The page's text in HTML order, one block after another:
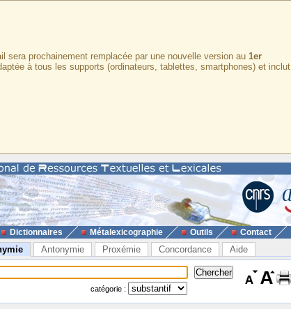
prochainement remplacée par une nouvelle version au 1er
à tous les supports (ordinateurs, tablettes, smartphones) et inclut
Dictionnaires Métalexicographie Outils Contact
Antonymie Proxémie Concordance Aide
catégorie :